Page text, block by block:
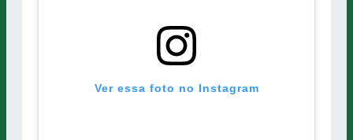
Ver essa foto no Instagram